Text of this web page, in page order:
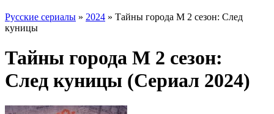
Русские сериалы » 2024 » Тайны города М 2 сезон: След
куницы
Тайны города М 2 сезон:
След куницы (Сериал 2024)